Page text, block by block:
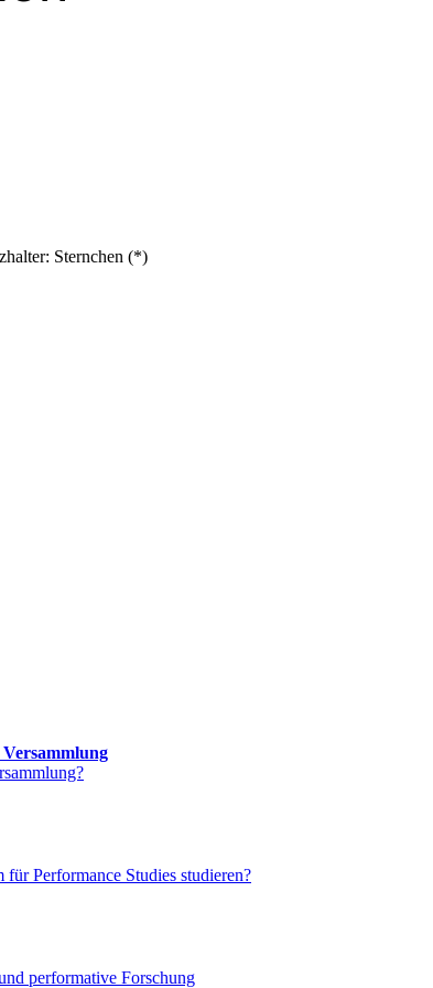
Sternchen (*)
Performance Studies studieren?
performative Forschung